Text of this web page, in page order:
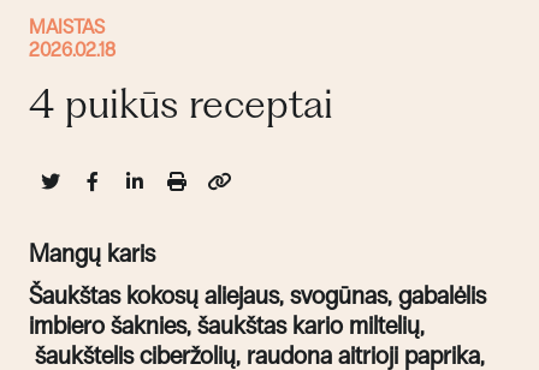
MAISTAS
2026.02.18
4 puikūs receptai
Mangų karis
Šaukštas kokosų aliejaus, svogūnas, gabalėlis
imbiero šaknies, šaukštas kario miltelių,
šaukštelis ciberžolių, raudona aitrioji paprika,